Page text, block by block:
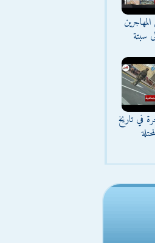
سبتة
في تاريخ